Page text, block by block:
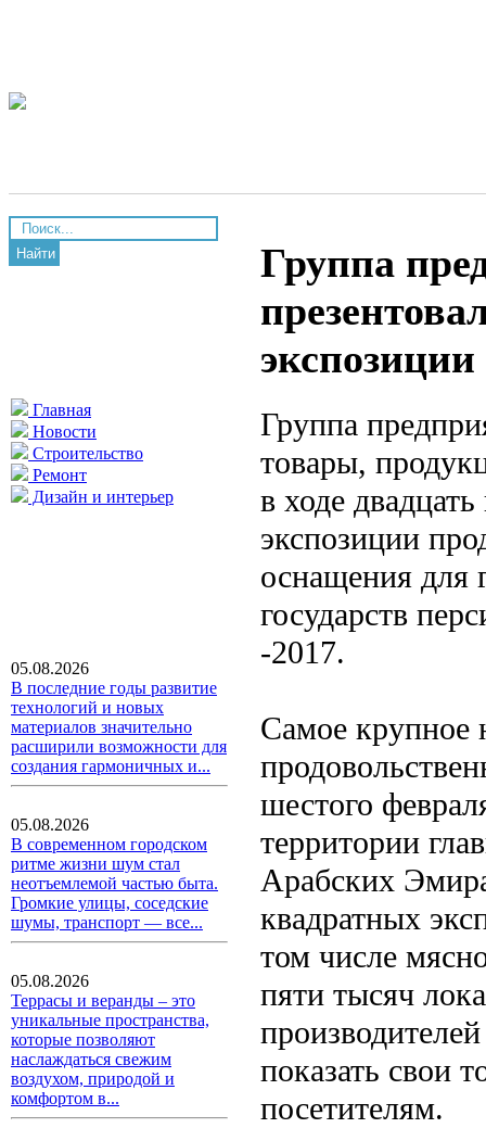
Найти
Главная
Новости
Строительство
Ремонт
Дизайн и интерьер
05.08.2026
В последние годы развитие
технологий и новых
материалов значительно
расширили возможности для
создания гармоничных и...
05.08.2026
В современном городском
ритме жизни шум стал
неотъемлемой частью быта.
Громкие улицы, соседские
шумы, транспорт — все...
05.08.2026
Террасы и веранды – это
уникальные пространства,
которые позволяют
наслаждаться свежим
воздухом, природой и
комфортом в...
Группа
Группа
товары,
в ходе
экспозиции
оснащения для
государств
-2017.
Самое крупное
шестого
территории
Арабских
квадратных
том числе
пяти тысяч
показать свои
посетителям.